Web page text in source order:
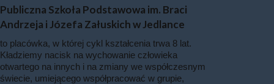
to placówka, w której cykl kształcenia trwa 8 lat.
Kładziemy nacisk na wychowanie człowieka
otwartego na innych i na zmiany we współczesnym
świecie, umiejącego współpracować w grupie,
Publiczna Szkoła Podstawowa im. Braci
Andrzeja i Józefa Załuskich w Jedlance